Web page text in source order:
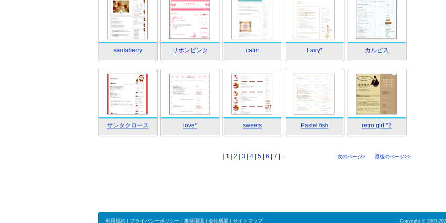
santaberry リボンピンク calm Fairy* カルピス
サンタクロース love* sweets Pastel fish retro girl *2
1 2 3 4 5 6 7 | ... 次のページ> 最後のページ>>
利用規約 | プライバシーポリシー | 推奨環境 | 会社概要 | サイトマップ Copyright © 2003-